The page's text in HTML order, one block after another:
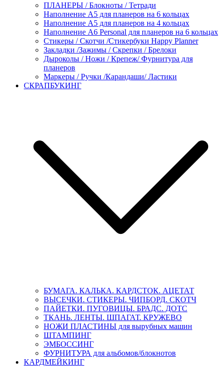
ПЛАНЕРЫ / Блокноты / Тетради
Наполнение А5 для планеров на 6 кольцах
Наполнение А5 для планеров на 4 кольцах
Наполнение А6 Personal для планеров на 6 кольцах
Стикеры / Скотчи /Стикербуки Happy Planner
Закладки /Зажимы / Скрепки / Брелоки
Дыроколы / Ножи / Крепеж/ Фурнитура для
планеров
Маркеры / Ручки /Карандаши/ Ластики
СКРАПБУКИНГ
БУМАГА. КАЛЬКА. КАРДСТОК. АЦЕТАТ
ВЫСЕЧКИ. СТИКЕРЫ. ЧИПБОРД. СКОТЧ
ПАЙЕТКИ. ПУГОВИЦЫ. БРАДС. ДОТС
ТКАНЬ. ЛЕНТЫ. ШПАГАТ. КРУЖЕВО
НОЖИ ПЛАСТИНЫ для вырубных машин
ШТАМПИНГ
ЭМБОССИНГ
ФУРНИТУРА для альбомов/блокнотов
КАРДМЕЙКИНГ